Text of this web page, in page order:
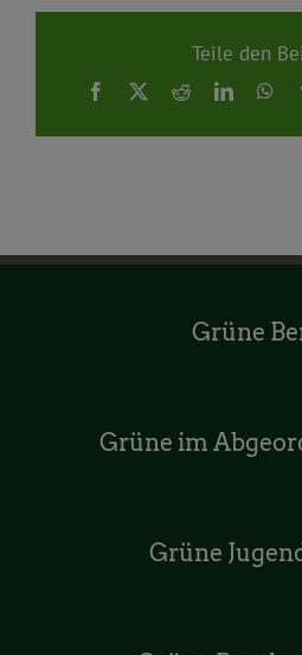
Teile den
Facebook
X RedditLinkedIn
Grüne
Grüne im
Grüne